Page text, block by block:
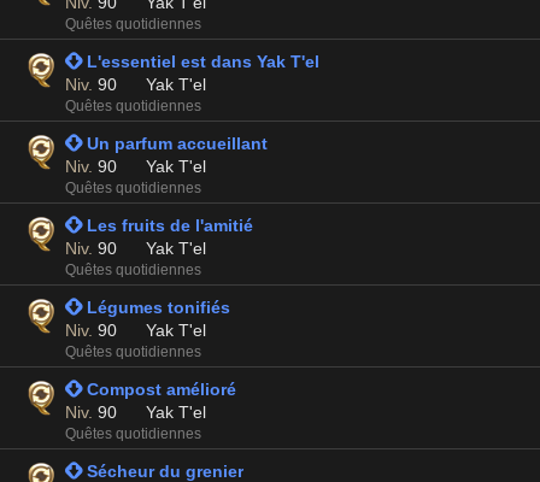
Quêtes quotidiennes
 L'essentiel est dans Yak T'el
Niv. 90 Yak T'el
Quêtes quotidiennes
 Un parfum accueillant
Niv. 90 Yak T'el
Quêtes quotidiennes
 Les fruits de l'amitié
Niv. 90 Yak T'el
Quêtes quotidiennes
 Légumes tonifiés
Niv. 90 Yak T'el
Quêtes quotidiennes
 Compost amélioré
Niv. 90 Yak T'el
Quêtes quotidiennes
 Sécheur du grenier